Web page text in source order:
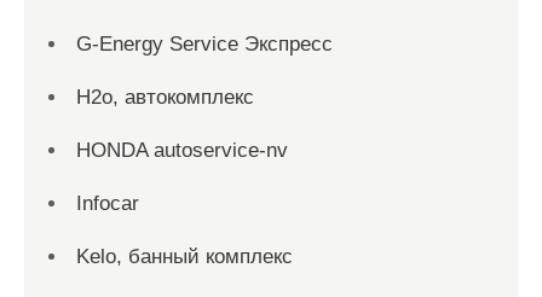
G-Energy Service Экспресс
H2о, автокомплекс
HONDA autoservice-nv
Infocar
Kelo, банный комплекс